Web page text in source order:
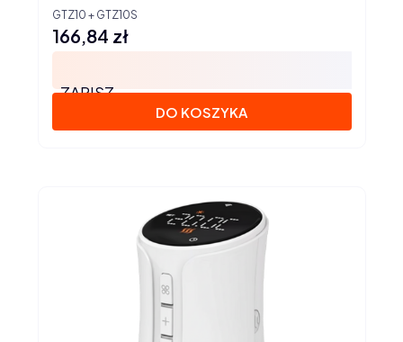
GTZ10 + GTZ10S
Cena
166,84 zł
ZAPISZ
DO KOSZYKA